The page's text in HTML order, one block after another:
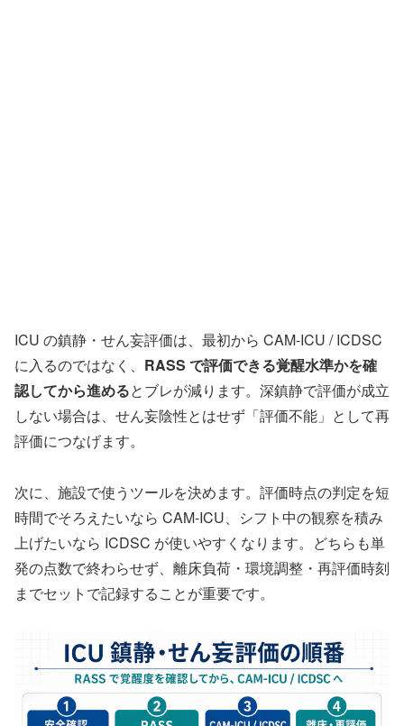
ICU の鎮静・せん妄評価は、最初から CAM-ICU / ICDSC
に入るのではなく、 RASS で評価できる覚醒水準かを確
認してから進めるとブレが減ります。深鎮静で評価が成立
しない場合は、せん妄陰性とはせず「評価不能」として再
評価につなげます。
次に、施設で使うツールを決めます。評価時点の判定を短
時間でそろえたいなら CAM-ICU、シフト中の観察を積み
上げたいなら ICDSC が使いやすくなります。どちらも単
発の点数で終わらせず、離床負荷・環境調整・再評価時刻
までセットで記録することが重要です。